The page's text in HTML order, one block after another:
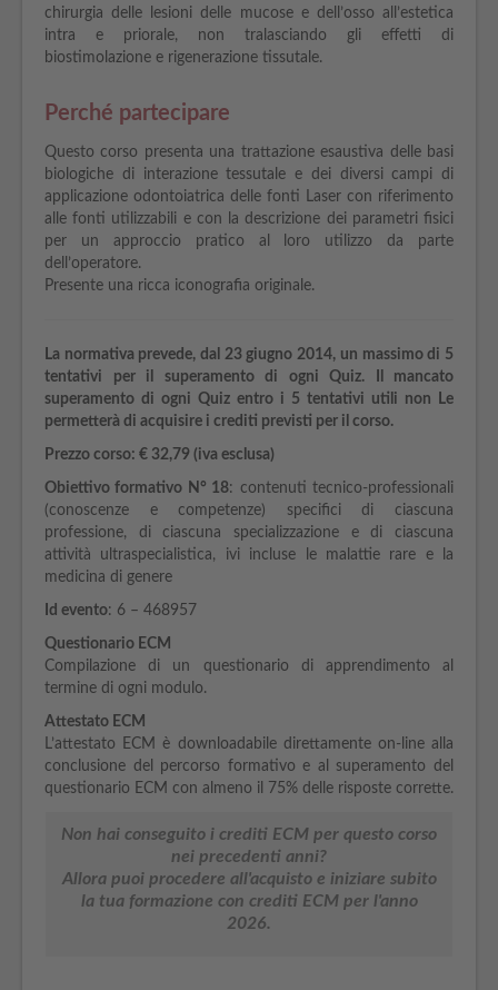
chirurgia delle lesioni delle mucose e dell’osso all’estetica
intra e priorale, non tralasciando gli effetti di
biostimolazione e rigenerazione tissutale.
Perché partecipare
Questo corso presenta una trattazione esaustiva delle basi
biologiche di interazione tessutale e dei diversi campi di
applicazione odontoiatrica delle fonti Laser con riferimento
alle fonti utilizzabili e con la descrizione dei parametri fisici
per un approccio pratico al loro utilizzo da parte
dell’operatore.
Presente una ricca iconografia originale.
La normativa prevede, dal 23 giugno 2014, un massimo di 5
tentativi per il superamento di ogni Quiz. Il mancato
superamento di ogni Quiz entro i 5 tentativi utili non Le
permetterà di acquisire i crediti previsti per il corso.
Prezzo corso: € 32,79 (iva esclusa)
Obiettivo formativo N° 18: contenuti tecnico-professionali
(conoscenze e competenze) specifici di ciascuna
professione, di ciascuna specializzazione e di ciascuna
attività ultraspecialistica, ivi incluse le malattie rare e la
medicina di genere
Id evento: 6 – 468957
Questionario ECM
Compilazione di un questionario di apprendimento al
termine di ogni modulo.
Attestato ECM
L’attestato ECM è downloadabile direttamente on-line alla
conclusione del percorso formativo e al superamento del
questionario ECM con almeno il 75% delle risposte corrette.
Non hai conseguito i crediti ECM per questo corso
nei precedenti anni?
Allora puoi procedere all'acquisto e iniziare subito
la tua formazione con crediti ECM per l'anno
2026.